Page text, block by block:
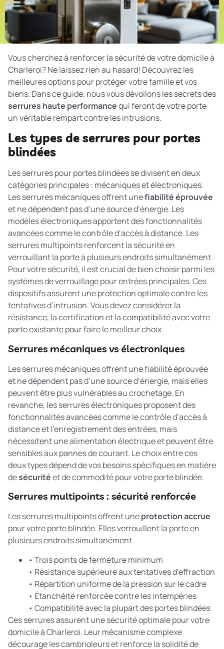
Vous cherchez à renforcer la sécurité de votre domicile à
Charleroi? Ne laissez rien au hasard! Découvrez les
meilleures options pour protéger votre famille et vos
biens. Dans ce guide, nous vous dévoilons les secrets des
serrures haute performancequi feront de votre porte
un véritable rempart contre les intrusions.
Les types de serrures pour portes
blindées
Les serrures pour portes blindées se divisent en deux
catégories principales : mécaniques et électroniques.
Les serrures mécaniques offrent unefiabilité éprouvée
et ne dépendent pas d’une source d’énergie. Les
modèles électroniques apportent des fonctionnalités
avancées comme le contrôle d’accès à distance. Les
serrures multipoints renforcent la sécurité en
verrouillant la porte à plusieurs endroits simultanément.
Pour votre sécurité, il est crucial de bien choisir parmi les
systèmes de verrouillage pour entrées principales. Ces
dispositifs assurent une protection optimale contre les
tentatives d’intrusion. Vous devez considérer la
résistance, la certification et la compatibilité avec votre
porte existante pour faire le meilleur choix.
Serrures mécaniques vs électroniques
Les serrures mécaniques offrent une fiabilité éprouvée
et ne dépendent pas d’une source d’énergie, mais elles
peuvent être plus vulnérables au crochetage. En
revanche, les serrures électroniques proposent des
fonctionnalités avancées comme le contrôle d’accès à
distance et l’enregistrement des entrées, mais
nécessitent une alimentation électrique et peuvent être
sensibles aux pannes de courant. Le choix entre ces
deux types dépend de vos besoins spécifiques en matière
desécuritéet de commodité pour votre porte blindée.
Serrures multipoints : sécurité renforcée
Les serrures multipoints offrent uneprotection accrue
pour votre porte blindée. Elles verrouillent la porte en
plusieurs endroits simultanément.
• Trois points de fermeture minimum
• Résistance supérieure aux tentatives d’effraction
• Répartition uniforme de la pression sur le cadre
• Étanchéité renforcée contre les intempéries
• Compatibilité avec la plupart des portes blindées
Ces serrures assurent une sécurité optimale pour votre
domicile à Charleroi. Leur mécanisme complexe
décourage les cambrioleurs et renforce la solidité de